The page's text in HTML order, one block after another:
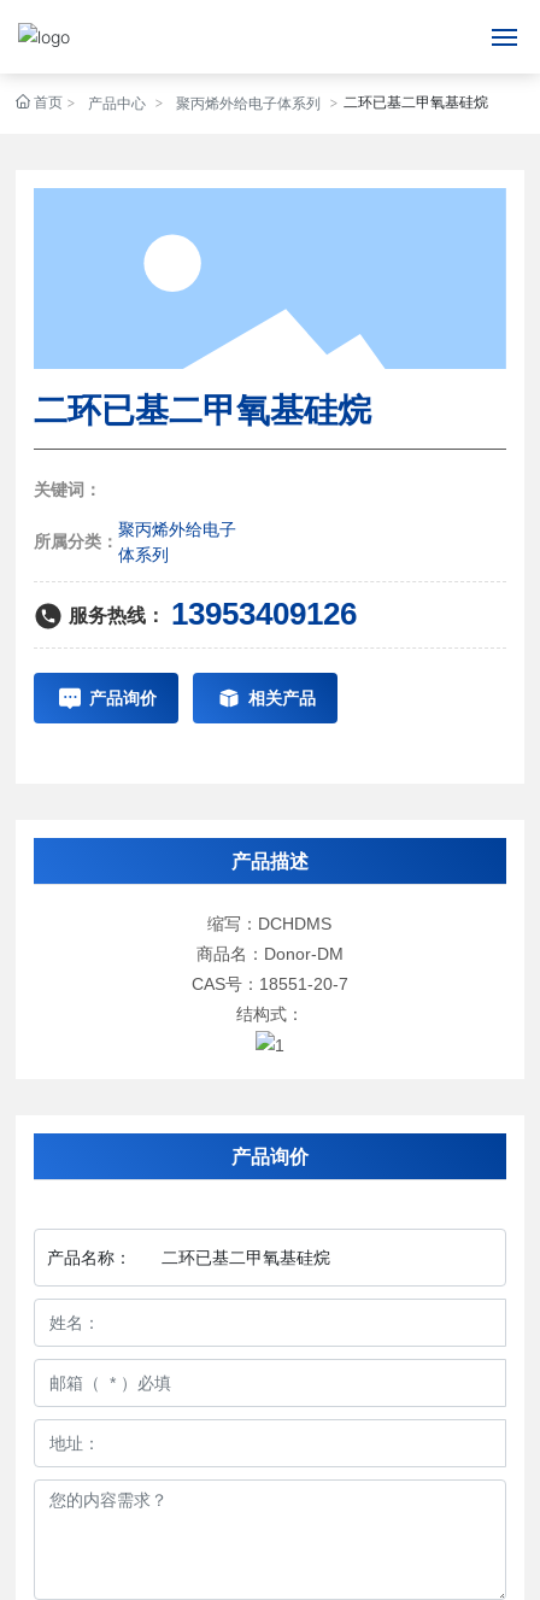
网站首页
联系我们
English
首页 产品中心 聚丙烯外给电子体系列 二环已基二甲氧基硅烷
二环已基二甲氧基硅烷
关键词：
所属分类：
聚丙烯外给电子
体系列
服务热线： 13953409126
产品询价 相关产品
产品描述
缩写：DCHDMS
商品名：Donor-DM
CAS号：18551-20-7
结构式：
产品询价
产品名称： 二环已基二甲氧基硅烷